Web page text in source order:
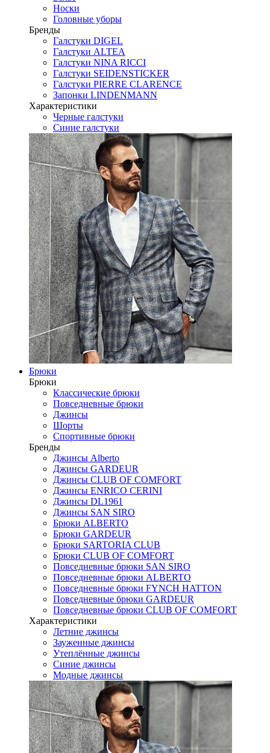
Носки
Головные уборы
Бренды
Галстуки DIGEL
Галстуки ALTEA
Галстуки NINA RICCI
Галстуки SEIDENSTICKER
Галстуки PIERRE CLARENCE
Запонки LINDENMANN
Характеристики
Черные галстуки
Синие галстуки
Брюки
Брюки
Классические брюки
Повседневные брюки
Джинсы
Шорты
Спортивные брюки
Бренды
Джинсы Alberto
Джинсы GARDEUR
Джинсы CLUB OF COMFORT
Джинсы ENRICO CERINI
Джинсы DL1961
Джинсы SAN SIRO
Брюки ALBERTO
Брюки GARDEUR
Брюки SARTORIA CLUB
Брюки CLUB OF COMFORT
Повседневные брюки SAN SIRO
Повседневные брюки ALBERTO
Повседневные брюки FYNCH HATTON
Повседневные брюки GARDEUR
Повседневные брюки CLUB OF COMFORT
Характеристики
Летние джинсы
Зауженные джинсы
Утеплённые джинсы
Синие джинсы
Модные джинсы